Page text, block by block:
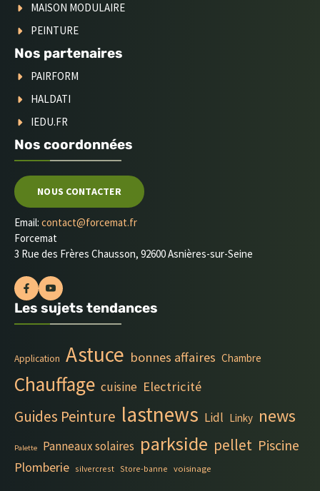
MAISON MODULAIRE
PEINTURE
Nos partenaires
PAIRFORM
HALDATI
IEDU.FR
Nos coordonnées
NOUS CONTACTER
Email: contact@forcemat.fr
Forcemat
3 Rue des Frères Chausson, 92600 Asnières-sur-Seine
Les sujets tendances
Application Astuce bonnes affaires Chambre
Chauffage cuisine Electricité
Guides Peinture lastnews Lidl Linky news
Palette Panneaux solaires parkside pellet Piscine
Plomberie silvercrest Store-banne voisinage